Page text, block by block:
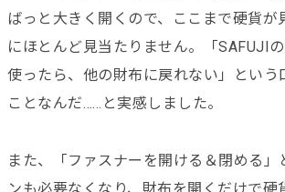
ばっと大きく開くので、ここまで硬貨が
にほとんど見当たりません。「SAFUJI
使ったら、他の財布に戻れない」という
ことなんだ……と実感しました。
また、「ファスナーを開ける＆閉める」